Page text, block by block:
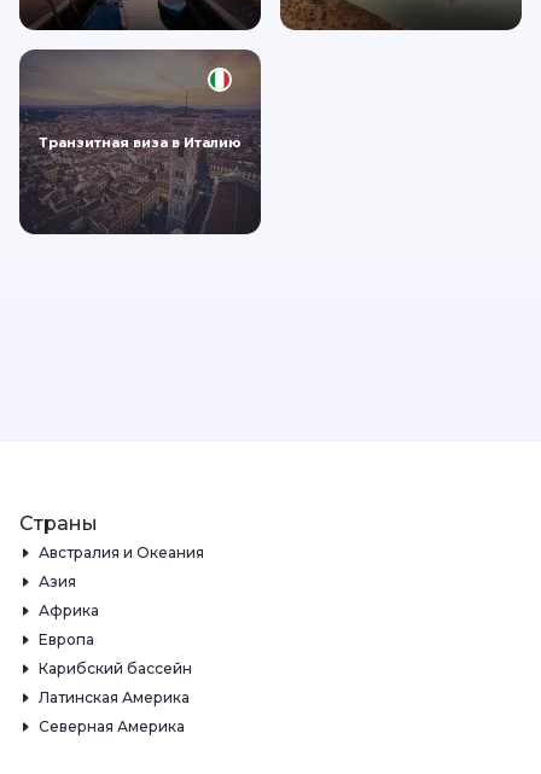
Транзитная виза в Италию
Страны
Австралия и Океания
Азия
Африка
Европа
Карибский бассейн
Латинская Америка
Северная Америка